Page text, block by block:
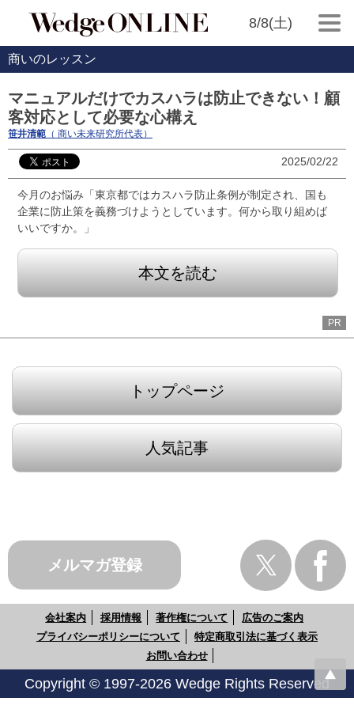
8/8(土)
商いのレッスン
マニュアルだけでカスハラは防止できない！顧
客対応として必要な心構え
笹井清範 （ 商い未来研究所代表）
2025/02/22
今月のお悩み「東京都ではカスハラ防止条例が制定され、国も
企業に防止策を義務づけようとしています。何から取り組めば
いいですか。」
本文を読む
PR
トップページ
人気記事
メルマガ登録
会社案内 採用情報 著作権について
広告のご案内
プライバシーポリシーについて
特定商取引法に基づく表示
お問い合わせ
Copyright © 1997-2026 Wedge Rights Reserved